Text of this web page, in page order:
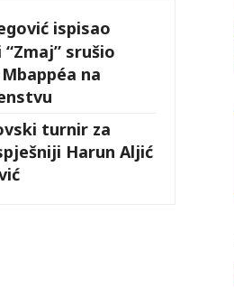
ispisao
srušio
na
turnir za
Harun Aljić